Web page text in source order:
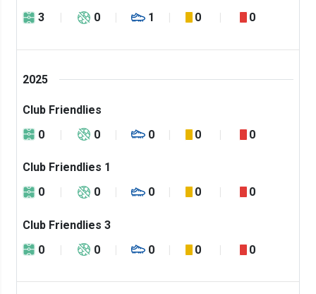
3
0 1 0 0
2025
Club Friendlies
0
0 0 0 0
Club Friendlies 1
0
0 0 0 0
Club Friendlies 3
0
0 0 0 0